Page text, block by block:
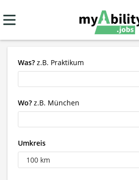
Was? z.B. Praktikum
Wo? z.B. München
Umkreis